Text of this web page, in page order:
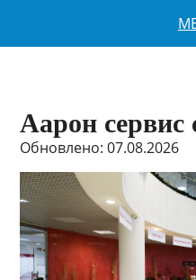
Аарон сервис
Обновлено: 07.08.2026